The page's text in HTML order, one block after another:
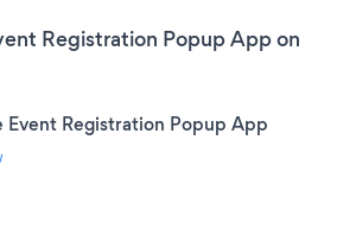
Registration Popup App on
Event Registration Popup App